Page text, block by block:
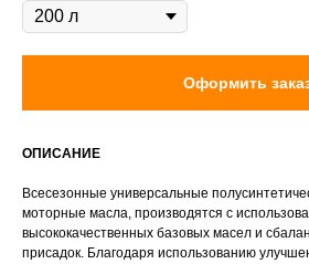
Оформить
ОПИСАНИЕ
Всесезонные универсальные
моторные масла, производятся с
высококачественных базовых масел и
присадок. Благодаря использованию